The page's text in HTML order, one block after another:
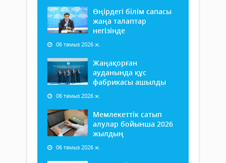
Өңірдегі білім сапасы
жаңа талаптар
негізінде
06 тамыз 2026 ж.
Жаңақорған
ауданында құс
фабрикасы ашылды
06 тамыз 2026 ж.
Мемлекеттік сатып
алулар бойынша 2026
жылдың
06 тамыз 2026 ж.